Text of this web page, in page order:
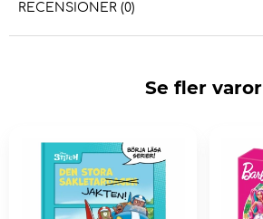
RECENSIONER (0)
Se fler varor